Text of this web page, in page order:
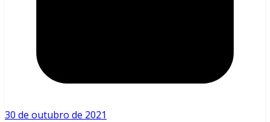
30 de outubro de 2021